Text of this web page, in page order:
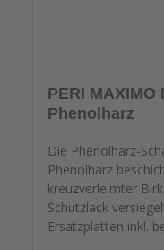
PERI MAXIMO
Phenolharz
Die Phenolharz-
Phenolharz
kreuzverleimter
Schutzlack
Ersatzplatten inkl.